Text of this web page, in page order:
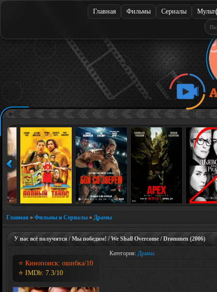
Главная Фильмы Сериалы
Главная » Фильмы и Сериалы » Драмы
У нас всё получится / Мы победим! / We Shall Overcome / Drømmen (2006)
⭐ Кинопоиск: ошибка/10
⭐ IMDb: 7.3/10
Категория: Драмы